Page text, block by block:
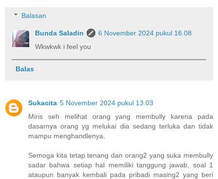
Balasan
Bunda Saladin
6 November 2024 pukul 16.08
Wkwkwk i feel you
Balas
Sukacita 5 November 2024 pukul 13.03
Miris seh melihat orang yang membully karena pada
dasarnya orang yg melukai dia sedang terluka dan tidak
mampu menghandlenya.
Semoga kita tetap tenang dan orang2 yang suka membully
sadar bahwa setiap hal memiliki tanggung jawab, soal 1
ataupun banyak kembali pada pribadi masing2 yang beri